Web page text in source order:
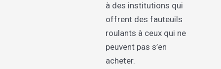
à des institutions qui
offrent des fauteuils
roulants à ceux qui ne
peuvent pas s’en
acheter.